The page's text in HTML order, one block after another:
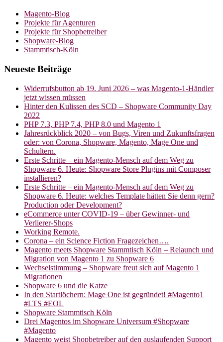
Magento-Blog
Projekte für Agenturen
Projekte für Shopbetreiber
Shopware-Blog
Stammtisch-Köln
Neueste Beiträge
Widerrufsbutton ab 19. Juni 2026 – was Magento-1-Händler
jetzt wissen müssen
Hinter den Kulissen des SCD – Shopware Community Day
2022
PHP 7.3, PHP 7.4, PHP 8.0 und Magento 1
Jahresrückblick 2020 – von Bugs, Viren und Zukunftsfragen
oder: von Corona, Shopware, Magento, Mage One und
Schultern.
Erste Schritte – ein Magento-Mensch auf dem Weg zu
Shopware 6. Heute: Shopware Store Plugins mit Composer
installieren?
Erste Schritte – ein Magento-Mensch auf dem Weg zu
Shopware 6. Heute: welches Template hätten Sie denn gern?
Production oder Development?
eCommerce unter COVID-19 – über Gewinner- und
Verlierer-Shops
Working Remote.
Corona – ein Science Fiction Fragezeichen….
Magento meets Shopware Stammtisch Köln – Relaunch und
Migration von Magento 1 zu Shopware 6
Wechselstimmung – Shopware freut sich auf Magento 1
Migrationen
Shopware 6 und die Katze
In den Startlöchern: Mage One ist gegründet! #Magento1
#LTS #EOL
Shopware Stammtisch Köln
Drei Magentos im Shopware Universum #Shopware
#Magento
Magento weist Shopbetreiber auf den auslaufenden Support